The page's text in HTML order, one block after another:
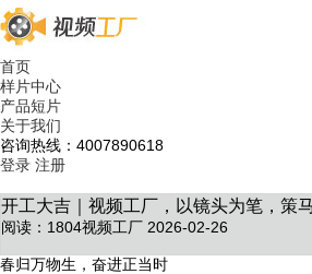
首页
样片中心
产品短片
关于我们
咨询热线：4007890618
登录 注册
开工大吉｜视频工厂，以镜头为笔，策
阅读：1804视频工厂 2026-02-26
春归万物生，奋进正当时